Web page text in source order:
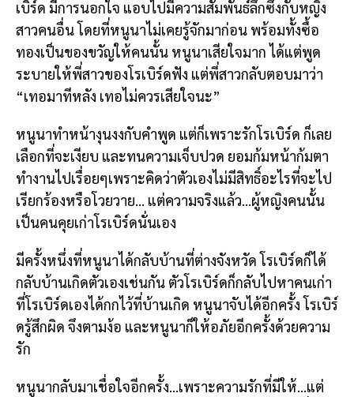
เบิร์ด มีการนอกใจ แอบไปมีความสัมพันธ์ลึกซึ้งกับหญิง
สาวคนอื่น โดยที่หนูนาไม่เคยรู้จักมาก่อน พร้อมทั้งซื้อ
ทองเป็นของขวัญให้คนนั้น หนูนาเสียใจมาก ได้แต่พูด
ระบายให้พี่สาวของโรเบิร์ดฟัง แต่พี่สาวกลับตอบมาว่า
“เทอมาทีหลัง เทอไม่ควรเสียใจนะ”
หนูนาทำหน้างุนงงกับคำพูด แต่ก็เพราะรักโรเบิร์ด ก็เลย
เลือกที่จะเงียบ และทนความเจ็บปวด ยอมก้มหน้าก้มตา
ทำงานไปเรื่อยๆเพราะคิดว่าตัวเองไม่มีสิทธิ์อะไรที่จะไป
เรียกร้องหรือโวยวาย… แต่ความจริงแล้ว…ผู้หญิงคนนั้น
เป็นคนคุยเก่าโรเบิร์ดนั่นเอง
มีครั้งหนึ่งที่หนูนาได้กลับบ้านที่ต่างจังหวัด โรเบิร์ดก็ได้
กลับบ้านเกิดตัวเองเช่นกัน ตัวโรเบิร์ดก็กลับไปหาคนเก่า
ที่โรเบิร์ดเองได้กกไว้ที่บ้านเกิด หนูนาจับได้อีกครั้ง โรเบิร์
ดรู้สึกผิด จึงตามง้อ และหนูนาก็ให้อภัยอีกครั้งด้วยความ
รัก
หนูนากลับมาเชื่อใจอีกครั้ง…เพราะความรักที่มีให้…แต่